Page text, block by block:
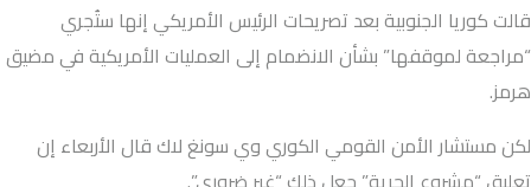
قالت كوريا الجنوبية بعد تصريحات الرئيس الأمريكي إنها ستُجري
“مراجعة لموقفها” بشأن الانضمام إلى العمليات الأمريكية في مضيق
هرمز.
لكن مستشار الأمن القومي الكوري وي سونغ لاك قال الأربعاء إن